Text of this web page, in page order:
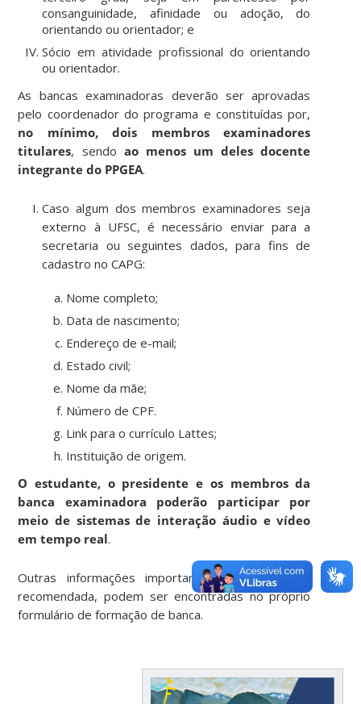
consanguinidade, afinidade ou adoção, do
orientando ou orientador; e
Sócio em atividade profissional do orientando
ou orientador.
As bancas examinadoras deverão ser aprovadas
pelo coordenador do programa e constituídas por,
no mínimo, dois membros examinadores
titulares, sendo ao menos um deles docente
integrante do PPGEA.
Caso algum dos membros examinadores seja
externo à UFSC, é necessário enviar para a
secretaria ou seguintes dados, para fins de
cadastro no CAPG:
Nome completo;
Data de nascimento;
Endereço de e-mail;
Estado civil;
Nome da mãe;
Número de CPF.
Link para o currículo Lattes;
Instituição de origem.
O estudante, o presidente e os membros da
banca examinadora poderão participar por
meio de sistemas de interação áudio e vídeo
em tempo real.
Outras informações importantes, cuja leitura é
recomendada, podem ser encontradas no próprio
formulário de formação de banca.